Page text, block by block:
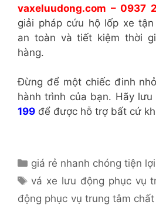
vaxeluudong.com – 0937
giải pháp cứu hộ lốp xe
an toàn và tiết kiệm thời
hàng.
Đừng để một chiếc đinh
hành trình của bạn. Hãy lưu
199 để được hỗ trợ bất cứ
Danh
mục
giá rẻ nhanh chóng tiện lợi
Thẻ
vá xe lưu động phục vụ
động phục vụ trung tâm